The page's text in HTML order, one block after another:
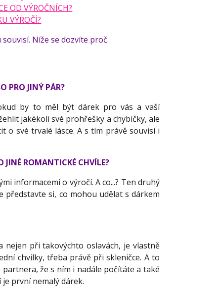
OD VÝROČNÍCH?
VÝROČÍ?
Níže se dozvíte proč.
PRO JINÝ PÁR?
by to měl být dárek pro vás a vaší
jakékoli své prohřešky a chybičky, ale
své trvalé lásce. A s tím právě souvisí i
JINÉ ROMANTICKÉ CHVÍLE?
informacemi o výročí. A co...? Ten druhý
představte si, co mohou udělat s dárkem
nejen při takovýchto oslavách, je vlastně
chvilky, třeba právě při skleničce. A to
že s ním i nadále počítáte a také
první nemalý dárek.